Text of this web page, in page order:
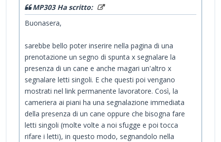
MP303 Ha scritto:
Buonasera,
sarebbe bello poter inserire nella pagina di una
prenotazione un segno di spunta x segnalare la
presenza di un cane e anche magari un'altro x
segnalare letti singoli. E che questi poi vengano
mostrati nel link permanente lavoratore. Così, la
cameriera ai piani ha una segnalazione immediata
della presenza di un cane oppure che bisogna fare
letti singoli (molte volte a noi sfugge e poi tocca
rifare i letti), in questo modo, segnandolo nella